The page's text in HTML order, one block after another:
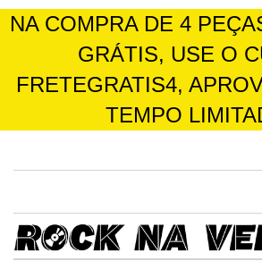
NA COMPRA DE 4
GRÁTIS, USE O
FRETEGRATIS4,
TEMPO